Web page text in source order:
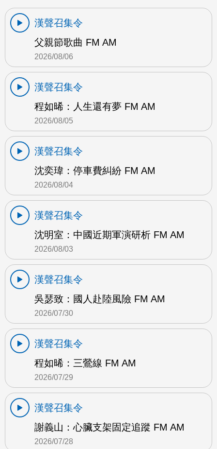
漢聲召集令
父親節歌曲 FM AM
2026/08/06
漢聲召集令
程如晞：人生還有夢 FM AM
2026/08/05
漢聲召集令
沈奕瑋：停車費糾紛 FM AM
2026/08/04
漢聲召集令
沈明室：中國近期軍演研析 FM AM
2026/08/03
漢聲召集令
吳瑟致：國人赴陸風險 FM AM
2026/07/30
漢聲召集令
程如晞：三鶯線 FM AM
2026/07/29
漢聲召集令
謝義山：心臟支架固定追蹤 FM AM
2026/07/28